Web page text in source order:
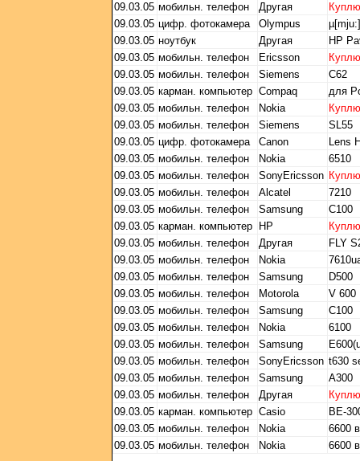
09.03.05 мобильн. телефон Другая
Куплю
09.03.05 цифр. фотокамера Olympus
09.03.05 ноутбук Другая
HP
09.03.05 мобильн. телефон Ericsson
Куплю
09.03.05 мобильн. телефон Siemens
C62
09.03.05 карман. компьютер Compaq
для
09.03.05 мобильн. телефон Nokia
Куплю
09.03.05 мобильн. телефон Siemens
SL55
09.03.05 цифр. фотокамера Canon
Lens
09.03.05 мобильн. телефон Nokia
6510
09.03.05 мобильн. телефон SonyEricsson Куплю
09.03.05 мобильн. телефон Alcatel
7210
09.03.05 мобильн. телефон Samsung
C100
09.03.05 карман. компьютер HP
Куплю
09.03.05 мобильн. телефон Другая
FLY
09.03.05 мобильн. телефон Nokia
09.03.05 мобильн. телефон Samsung
D500
09.03.05 мобильн. телефон Motorola
V 600
09.03.05 мобильн. телефон Samsung
С100
09.03.05 мобильн. телефон Nokia
6100
09.03.05 мобильн. телефон Samsung
09.03.05 мобильн. телефон SonyEricsson t630
09.03.05 мобильн. телефон Samsung
A300
09.03.05 мобильн. телефон Другая
Куплю
09.03.05 карман. компьютер Casio
BE-
09.03.05 мобильн. телефон Nokia
6600
09.03.05 мобильн. телефон Nokia 6600